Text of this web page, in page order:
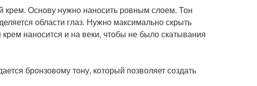
крем. Основу нужно наносить ровным слоем. Тон
области глаз. Нужно максимально скрыть
наносится и на веки, чтобы не было скатывания
бронзовому тону, который позволяет создать